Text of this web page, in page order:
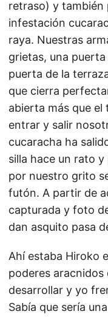
retraso) y también
infestación
raya. Nuestras
grietas, una
puerta de la
que cierra
abierta más que el
entrar y salir
cucaracha ha
silla hace un rato
por nuestro grito
futón. A partir de
capturada y foto
dan asquito pasa
Ahí estaba Hiroko
poderes aracnidos
desarrollar y yo
Sabía que sería